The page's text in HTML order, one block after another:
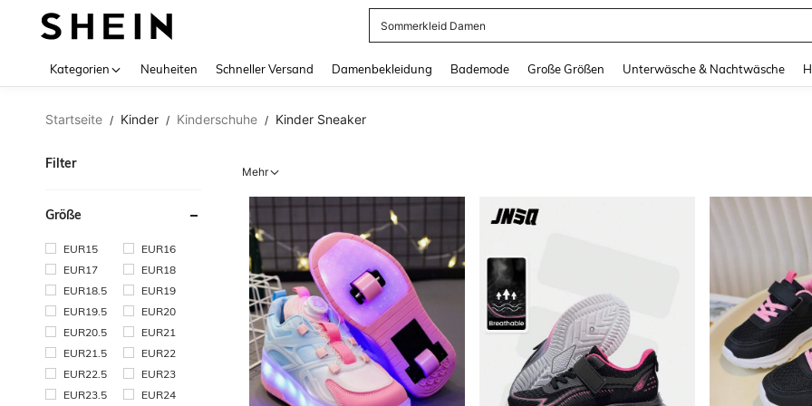
Sommerkleid Damen
Kategorien Neuheiten Schneller Versand Damenbekleidung Bademode Große Größen Unterwäsche & Nachtwäsche
Startseite / Kinder / Kinderschuhe / Kinder Sneaker
Filter
Größe
EUR15
EUR16
EUR17
EUR18
EUR18.5
EUR19
EUR19.5
EUR20
EUR20.5
EUR21
EUR21.5
EUR22
EUR22.5
EUR23
EUR23.5
EUR24
Mehr